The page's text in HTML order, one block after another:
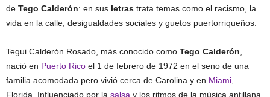
de Tego Calderón: en sus letras trata temas como el racismo, la
vida en la calle, desigualdades sociales y guetos puertorriqueños.
Tegui Calderón Rosado, más conocido como Tego Calderón,
nació en Puerto Rico el 1 de febrero de 1972 en el seno de una
familia acomodada pero vivió cerca de Carolina y en Miami,
Florida. Influenciado por la salsa y los ritmos de la música antillana